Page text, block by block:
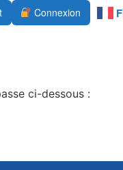
Connexion
ci-dessous :